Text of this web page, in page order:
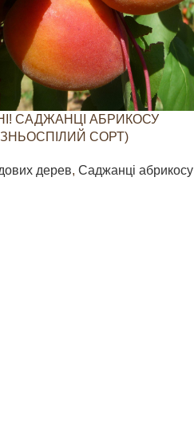
САДЖАНЦІ АБРИКОСУ
СОРТ)
дерев, Саджанці абрикосу